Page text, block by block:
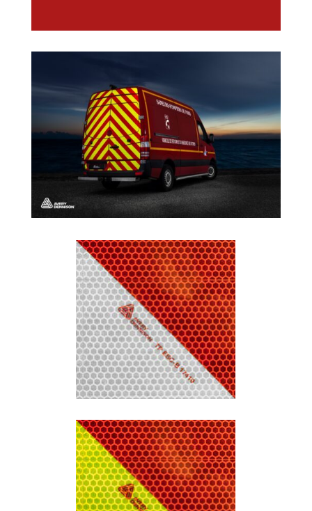
Para vehículos de bomberos,
policía, emergencias y
seguridad vial. Cumple con
TPESC-B (Francia) y la DIN
30710 (Alemania)
FICHA TÉCNICA